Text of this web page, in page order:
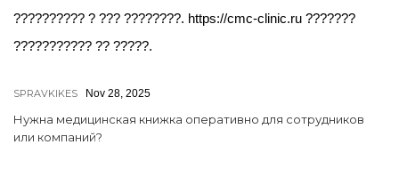
?????????? ? ??? ????????. https://cmc-clinic.ru ???????
??????????? ?? ?????.
SPRAVKIKES Nov 28, 2025
Нужна медицинская книжка оперативно для сотрудников
или компаний?